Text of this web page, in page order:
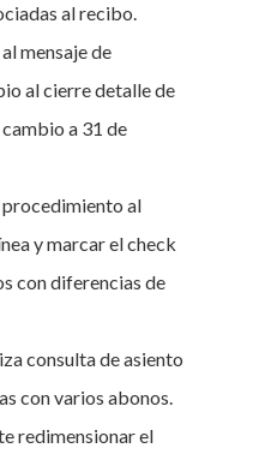
al recibo.
al mensaje de
al cierre detalle de
a 31 de
procedimiento al
y marcar el check
con diferencias de
consulta de asiento
con varios abonos.
redimensionar el